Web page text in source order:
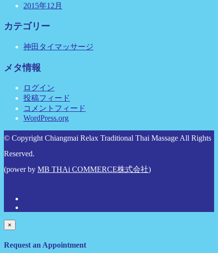
2015年12月
カテゴリー
神田タイマッサージ
メタ情報
ログイン
投稿フィード
コメントフィード
WordPress.org
© Copyright Chiangmai Relax Traditional Thai Massage All Rights
Reserved.
(power by MB THAi COMMERCE株式会社)
×
Request an Appointment